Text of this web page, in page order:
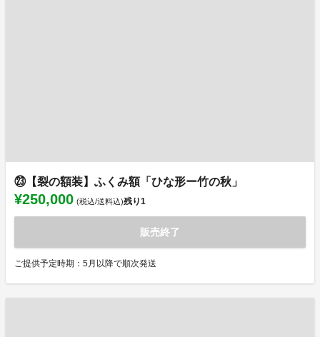
㉓【裂の額装】ふくみ額「ひな形ー竹の秋」
¥250,000 (税込/送料込)残り1
販売終了
ご提供予定時期：5月以降で順次発送